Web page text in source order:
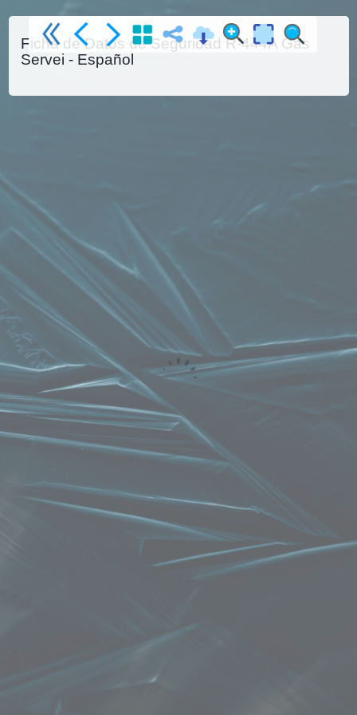
Ficha de Datos de Seguridad R-444A Gas
Servei - Español